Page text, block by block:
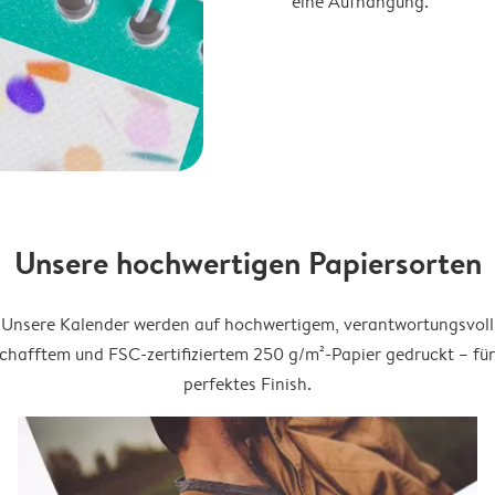
Unsere hochwertigen Papiersorten
Unsere Kalender werden auf hochwertigem, verantwortungsvoll
und FSC-zertifiziertem 250 g/m²-Papier gedruckt –
perfektes Finish.